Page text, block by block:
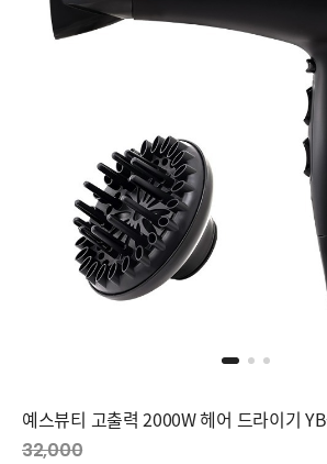
예스뷰티 고출력 2000W 헤어 드라이기
32,000